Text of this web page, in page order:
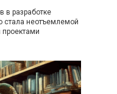
в разработке
стала неотъемлемой